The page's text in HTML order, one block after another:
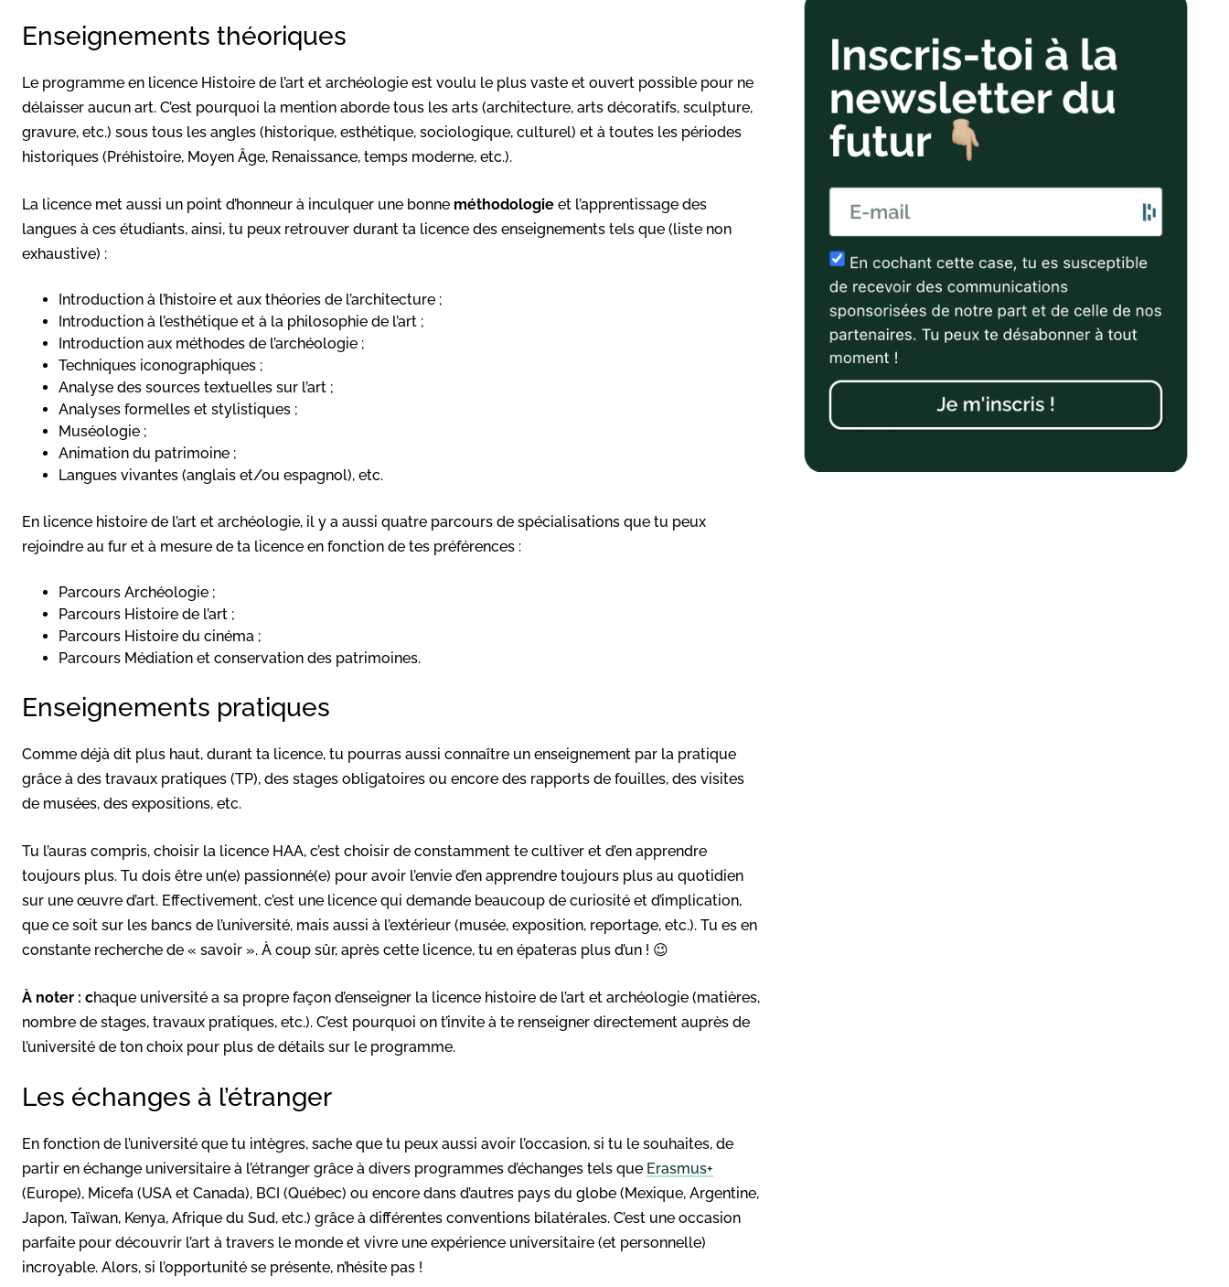
Enseignements théoriques
Le programme en licence Histoire de l’art et archéologie est voulu le plus vaste et ouvert possible pour ne
délaisser aucun art. C’est pourquoi la mention aborde tous les arts (architecture, arts décoratifs, sculpture,
gravure, etc.) sous tous les angles (historique, esthétique, sociologique, culturel) et à toutes les périodes
historiques (Préhistoire, Moyen Âge, Renaissance, temps moderne, etc.).
La licence met aussi un point d’honneur à inculquer une bonne méthodologie et l’apprentissage des
langues à ces étudiants, ainsi, tu peux retrouver durant ta licence des enseignements tels que (liste non
exhaustive) :
Introduction à l’histoire et aux théories de l’architecture ;
Introduction à l’esthétique et à la philosophie de l’art ;
Introduction aux méthodes de l’archéologie ;
Techniques iconographiques ;
Analyse des sources textuelles sur l’art ;
Analyses formelles et stylistiques ;
Muséologie ;
Animation du patrimoine ;
Langues vivantes (anglais et/ou espagnol), etc.
En licence histoire de l’art et archéologie, il y a aussi quatre parcours de spécialisations que tu peux
rejoindre au fur et à mesure de ta licence en fonction de tes préférences :
Parcours Archéologie ;
Parcours Histoire de l’art ;
Parcours Histoire du cinéma ;
Parcours Médiation et conservation des patrimoines.
Enseignements pratiques
Comme déjà dit plus haut, durant ta licence, tu pourras aussi connaître un enseignement par la pratique
grâce à des travaux pratiques (TP), des stages obligatoires ou encore des rapports de fouilles, des visites
de musées, des expositions, etc.
Tu l’auras compris, choisir la licence HAA, c’est choisir de constamment te cultiver et d’en apprendre
toujours plus. Tu dois être un(e) passionné(e) pour avoir l’envie d’en apprendre toujours plus au quotidien
sur une œuvre d’art. Effectivement, c’est une licence qui demande beaucoup de curiosité et d’implication,
que ce soit sur les bancs de l’université, mais aussi à l’extérieur (musée, exposition, reportage, etc.). Tu es en
constante recherche de « savoir ». À coup sûr, après cette licence, tu en épateras plus d’un ! 😉
À noter : chaque université a sa propre façon d’enseigner la licence histoire de l’art et archéologie (matières,
nombre de stages, travaux pratiques, etc.). C’est pourquoi on t’invite à te renseigner directement auprès de
l’université de ton choix pour plus de détails sur le programme.
Les échanges à l’étranger
En fonction de l’université que tu intègres, sache que tu peux aussi avoir l’occasion, si tu le souhaites, de
partir en échange universitaire à l’étranger grâce à divers programmes d’échanges tels que Erasmus+
(Europe), Micefa (USA et Canada), BCI (Québec) ou encore dans d’autres pays du globe (Mexique, Argentine,
Japon, Taïwan, Kenya, Afrique du Sud, etc.) grâce à différentes conventions bilatérales. C’est une occasion
parfaite pour découvrir l’art à travers le monde et vivre une expérience universitaire (et personnelle)
incroyable. Alors, si l’opportunité se présente, n’hésite pas !